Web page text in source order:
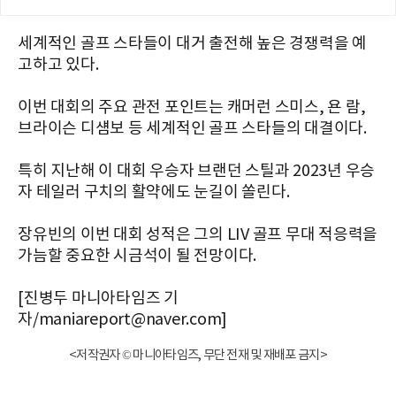
세계적인 골프 스타들이 대거 출전해 높은 경쟁력을 예
고하고 있다.
이번 대회의 주요 관전 포인트는 캐머런 스미스, 욘 람,
브라이슨 디섐보 등 세계적인 골프 스타들의 대결이다.
특히 지난해 이 대회 우승자 브랜던 스틸과 2023년 우승
자 테일러 구치의 활약에도 눈길이 쏠린다.
장유빈의 이번 대회 성적은 그의 LIV 골프 무대 적응력을
가늠할 중요한 시금석이 될 전망이다.
[진병두 마니아타임즈 기
자/maniareport@naver.com]
<저작권자 © 마니아타임즈, 무단 전재 및 재배포 금지>